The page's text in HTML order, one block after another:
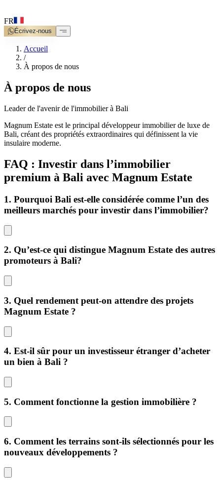
FR
Écrivez-nous
Accueil
/
À propos de nous
À propos de nous
Leader de l'avenir de l'immobilier à Bali
Magnum Estate est le principal développeur immobilier de luxe de
Bali, créant des propriétés extraordinaires qui définissent la vie
insulaire moderne.
FAQ : Investir dans l’immobilier
premium à Bali avec Magnum Estate
1. Pourquoi Bali est-elle considérée comme l’un des
meilleurs marchés pour investir dans l’immobilier?
2. Qu’est-ce qui distingue Magnum Estate des autres
promoteurs à Bali?
3. Quel rendement peut-on attendre des projets
Magnum Estate ?
4. Est-il sûr pour un investisseur étranger d’acheter
un bien à Bali ?
5. Comment fonctionne la gestion immobilière ?
6. Comment les terrains sont-ils sélectionnés pour les
nouveaux développements ?